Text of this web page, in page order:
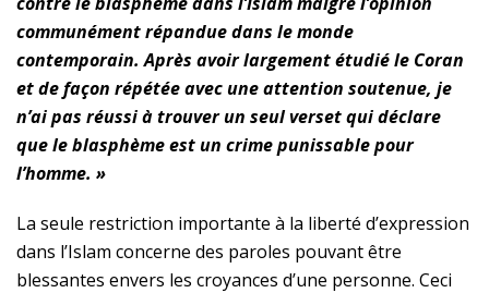
communément répandue dans le monde
contemporain. Après avoir largement étudié le Coran
et de façon répétée avec une attention soutenue, je
n’ai pas réussi à trouver un seul verset qui déclare
que le blasphème est un crime punissable pour
l’homme. »
La seule restriction importante à la liberté d’expression
dans l’Islam concerne des paroles pouvant être
blessantes envers les croyances d’une personne. Ceci